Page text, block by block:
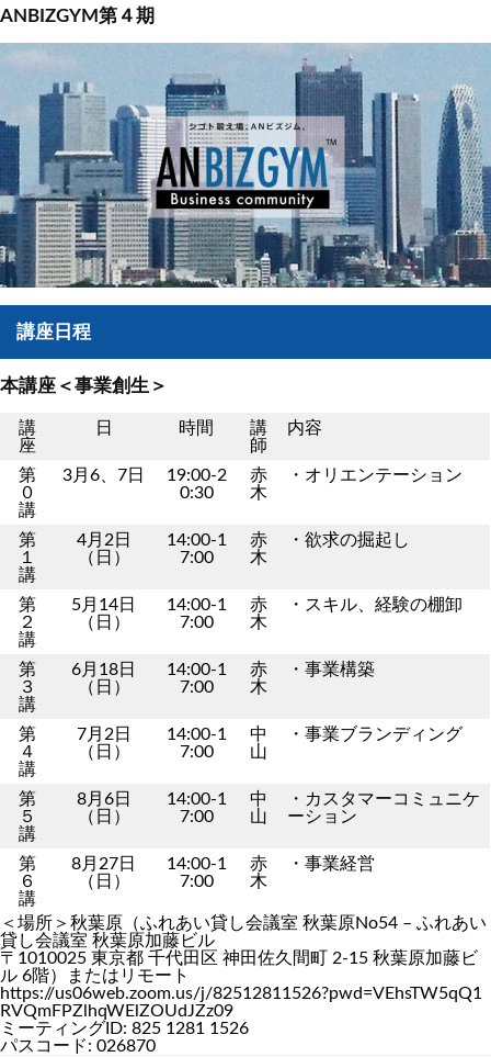
ANBIZGYM第４期
講座日程
本講座＜事業創生＞
講
座
日 時間
講
師
内容
第
０
講
3月6、7日
19:00-2
0:30
赤
木
・オリエンテーション
第
１
講
4月2日
（日）
14:00-1
7:00
赤
木
・欲求の掘起し
第
２
講
5月14日
（日）
14:00-1
7:00
赤
木
・スキル、経験の棚卸
第
３
講
6月18日
（日）
14:00-1
7:00
赤
木
・事業構築
第
４
講
7月2日
（日）
14:00-1
7:00
中
山
・事業ブランディング
第
５
講
8月6日
（日）
14:00-1
7:00
中
山
・カスタマーコミュニケ
ーション
第
６
講
8月27日
（日）
14:00-1
7:00
赤
木
・事業経営
＜場所＞秋葉原（ふれあい貸し会議室 秋葉原No54 – ふれあい
貸し会議室 秋葉原加藤ビル
〒1010025 東京都 千代田区 神田佐久間町 2-15 秋葉原加藤ビ
ル 6階）またはリモート
https://us06web.zoom.us/j/82512811526?pwd=VEhsTW5qQ1
RVQmFPZlhqWElZOUdJZz09
ミーティングID: 825 1281 1526
パスコード: 026870